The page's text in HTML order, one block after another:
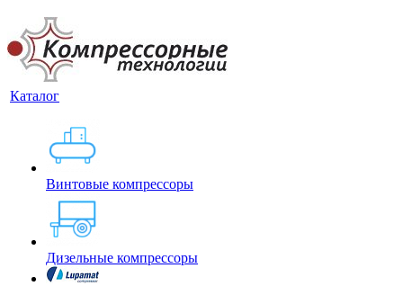
Каталог
Винтовые компрессоры
Дизельные компрессоры